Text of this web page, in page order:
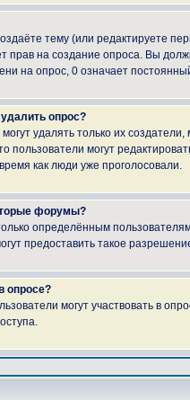
тему (или редактируете
прав на создание опроса. Вы
на опрос, 0 означает
опрос?
удалять только их
пользователи могут
как люди уже проголосовали.
форумы?
определённым
предоставить такое
опросе?
могут участвовать в